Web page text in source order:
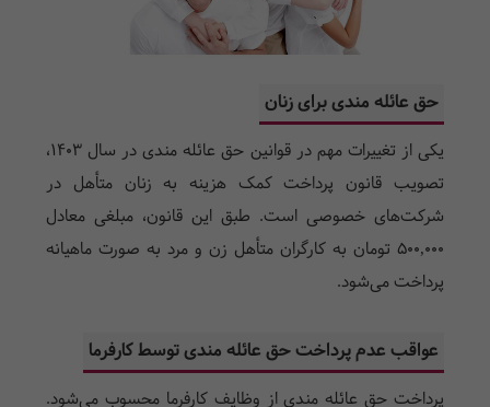
حق عائله مندی برای زنان
یکی از تغییرات مهم در قوانین حق عائله مندی در سال ۱۴۰۳،
تصویب قانون پرداخت کمک هزینه به زنان متأهل در
شرکت‌های خصوصی است. طبق این قانون، مبلغی معادل
۵۰۰,۰۰۰ تومان به کارگران متأهل زن و مرد به صورت ماهیانه
پرداخت می‌شود.
عواقب عدم پرداخت حق عائله مندی توسط کارفرما
پرداخت حق عائله مندی از وظایف کارفرما محسوب می‌شود.